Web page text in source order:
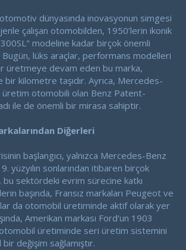
dünyasında inovasyonun simgesi
çalışan otomobilden, 1950’lerin ikonik
modeline kadar birçok önemli
lüks araçlar, performans modelleri
üretmeye devam eden bu marka,
kilometre taşıdır. Ayrıca, Mercedes-
üretim otomobili olan Benz Patent-
ile de önemli bir mirasa sahiptir.
Diğerleri
başlangıcı, yalnızca Mercedes-Benz
yüzyılın sonlarından itibaren birçok
bu sektördeki evrim sürecine katkı
başında, Fransız markaları Peugeot ve
da otomobil üretiminde aktif olarak yer
Amerikan markası Ford’un 1903
otomobil üretiminde seri üretim sistemini
değişim sağlamıştır.